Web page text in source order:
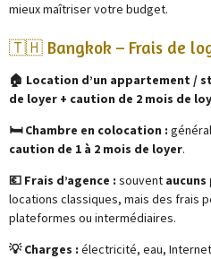
mieux maîtriser votre budget.
🇹🇭 Bangkok – Frais de
🏠 Location d’un appartement /
de loyer + caution de 2 mois de
🛏️ Chambre en colocation :
caution de 1 à 2 mois de loyer.
💶 Frais d’agence : souvent
locations classiques, mais des frais
plateformes ou intermédiaires.
💡 Charges : électricité, eau,